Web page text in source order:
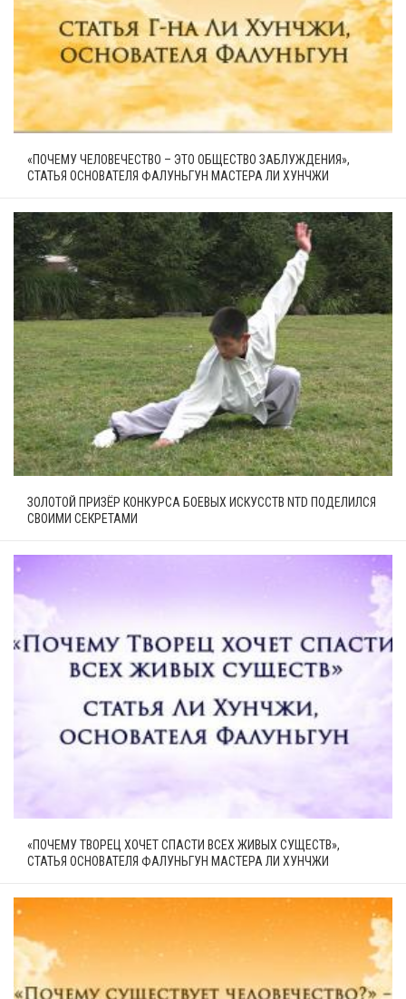
«ПОЧЕМУ ЧЕЛОВЕЧЕСТВО – ЭТО ОБЩЕСТВО ЗАБЛУЖДЕНИЯ»,
СТАТЬЯ ОСНОВАТЕЛЯ ФАЛУНЬГУН МАСТЕРА ЛИ ХУНЧЖИ
ЗОЛОТОЙ ПРИЗЁР КОНКУРСА БОЕВЫХ ИСКУССТВ NTD ПОДЕЛИЛСЯ
СВОИМИ СЕКРЕТАМИ
«ПОЧЕМУ ТВОРЕЦ ХОЧЕТ СПАСТИ ВСЕХ ЖИВЫХ СУЩЕСТВ»,
СТАТЬЯ ОСНОВАТЕЛЯ ФАЛУНЬГУН МАСТЕРА ЛИ ХУНЧЖИ